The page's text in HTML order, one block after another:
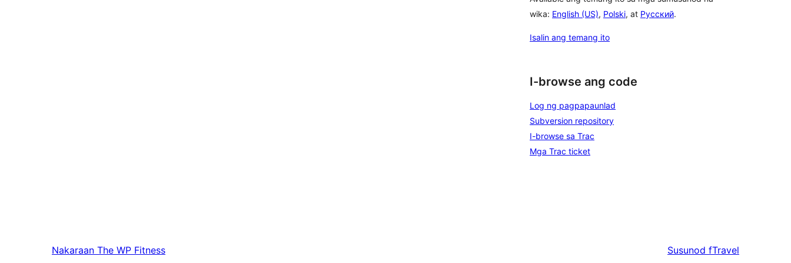
wika: English (US), Polski, at Русский.
Isalin ang temang ito
I-browse ang code
Log ng pagpapaunlad
Subversion repository
I-browse sa Trac
Mga Trac ticket
Nakaraan The WP Fitness Susunod fTravel